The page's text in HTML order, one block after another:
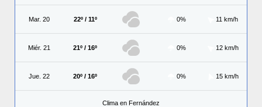
Mar. 20 22º / 11º 0% 11 km/h
Miér. 21 21º / 16º 0% 12 km/h
Jue. 22 20º / 16º 0% 15 km/h
Clima en Fernández